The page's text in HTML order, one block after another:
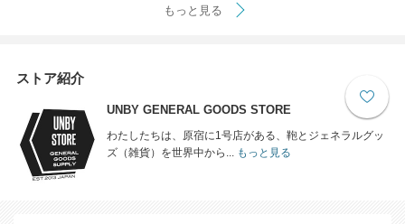
もっと見る
ストア紹介
UNBY GENERAL GOODS STORE
わたしたちは、原宿に1号店がある、鞄とジェネラルグッ
ズ（雑貨）を世界中から...
もっと見る